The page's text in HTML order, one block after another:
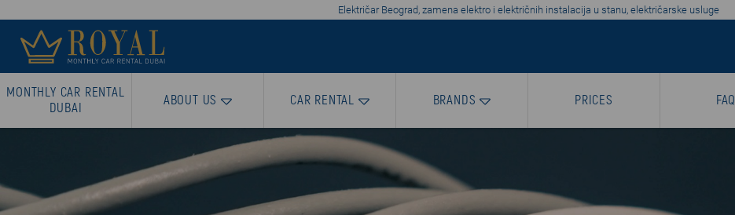
Električar Beograd, zamena elektro i električnih instalacija u stanu, električarske usluge
MONTHLY CAR RENTAL
DUBAI
ABOUT US CAR RENTAL BRANDS PRICES FAQ